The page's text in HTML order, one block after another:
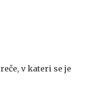
v kateri se je